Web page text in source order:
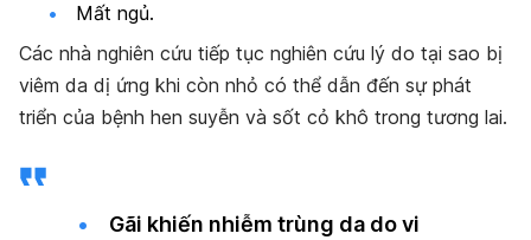
Mất ngủ.
Các nhà nghiên cứu tiếp tục nghiên cứu lý do tại sao bị
viêm da dị ứng khi còn nhỏ có thể dẫn đến sự phát
triển của bệnh hen suyễn và sốt cỏ khô trong tương lai.
Gãi khiến nhiễm trùng da do vi